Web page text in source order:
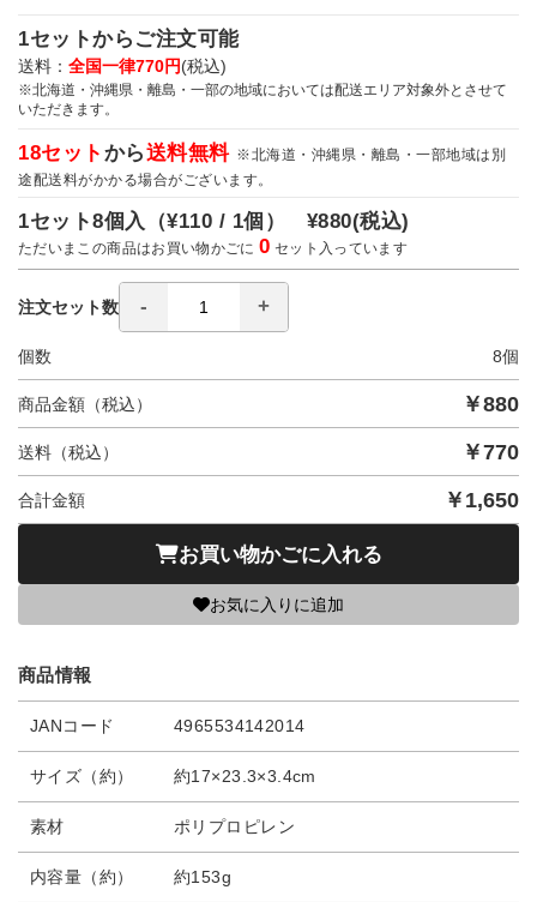
1セットからご注文可能
送料： 全国一律770円(税込)
※北海道・沖縄県・離島・一部の地域においては配送エリア対象外とさせて
いただきます。
18セット から送料無料 ※北海道・沖縄県・離島・一部地域は別
途配送料がかかる場合がございます。
1セット8個入（¥110 / 1個） ¥880(税込)
ただいまこの商品はお買い物かごに0 セット入っています
注文セット数
個数 8個
商品金額（税込） ￥880
送料（税込） ￥770
合計金額 ￥ 1,650
お買い物かごに入れる
お気に入りに追加
商品情報
JANコード 4965534142014
サイズ（約） 約17×23.3×3.4cm
素材 ポリプロピレン
内容量（約） 約153g